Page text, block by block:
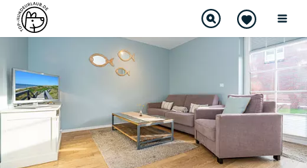
DIREKT BUCHBAR